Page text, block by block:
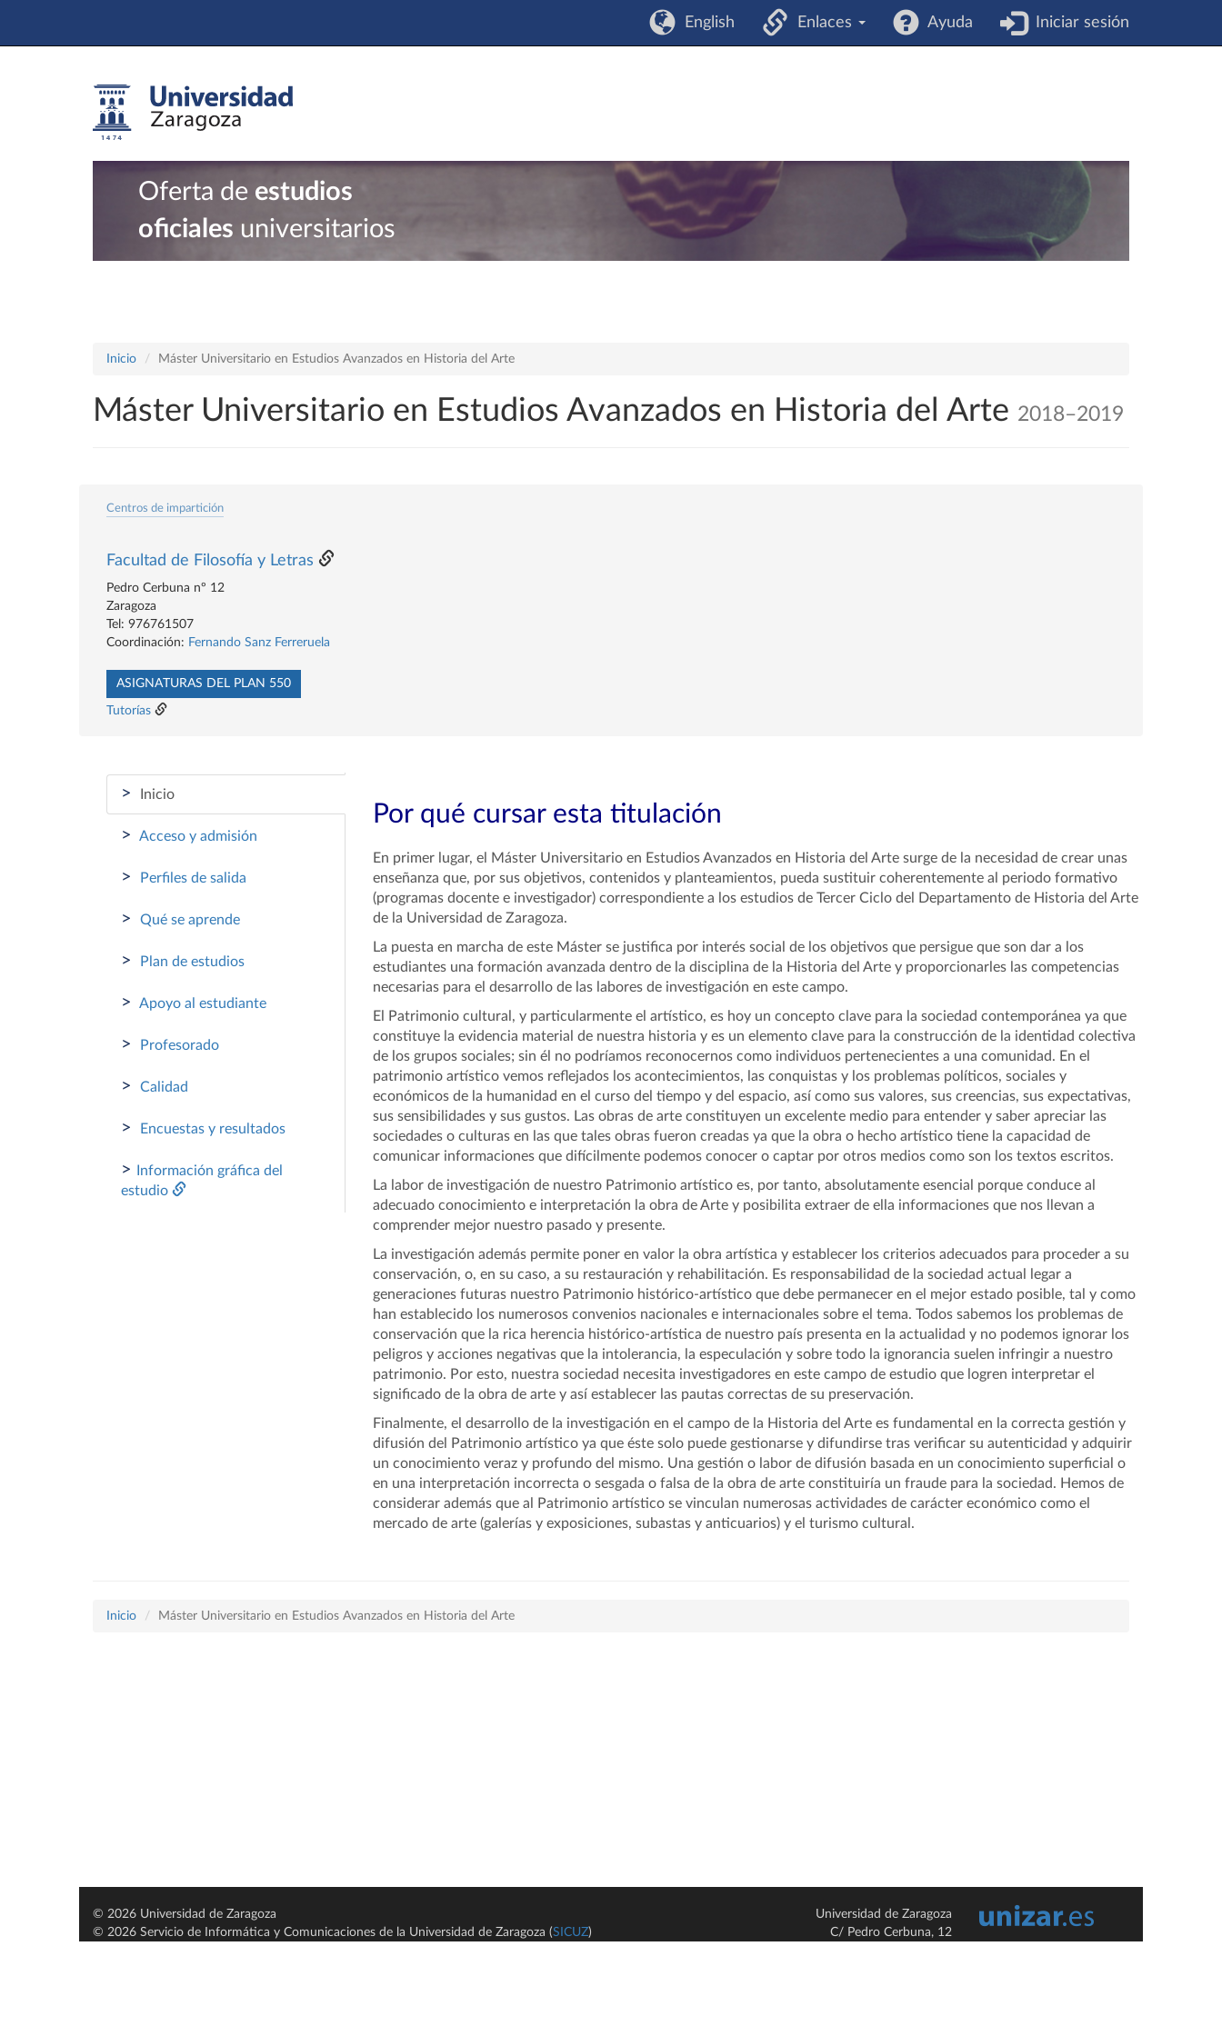
English Enlaces Ayuda Iniciar sesión
Oferta de estudios
oficiales universitarios
Inicio Máster Universitario en Estudios Avanzados en Historia del Arte
Máster Universitario en Estudios Avanzados en Historia del Arte 2018–2019
Centros de impartición
Facultad de Filosofía y Letras
Pedro Cerbuna nº 12
Zaragoza
Tel: 976761507
Coordinación: Fernando Sanz Ferreruela
ASIGNATURAS DEL PLAN 550
Tutorías
> Inicio
> Acceso y admisión
> Perfiles de salida
> Qué se aprende
> Plan de estudios
> Apoyo al estudiante
> Profesorado
> Calidad
> Encuestas y resultados
>
Información gráfica del
estudio
Por qué cursar esta titulación
En primer lugar, el Máster Universitario en Estudios Avanzados en Historia del Arte surge de la necesidad de crear unas
enseñanza que, por sus objetivos, contenidos y planteamientos, pueda sustituir coherentemente al periodo formativo
(programas docente e investigador) correspondiente a los estudios de Tercer Ciclo del Departamento de Historia del Arte
de la Universidad de Zaragoza.
La puesta en marcha de este Máster se justifica por interés social de los objetivos que persigue que son dar a los
estudiantes una formación avanzada dentro de la disciplina de la Historia del Arte y proporcionarles las competencias
necesarias para el desarrollo de las labores de investigación en este campo.
El Patrimonio cultural, y particularmente el artístico, es hoy un concepto clave para la sociedad contemporánea ya que
constituye la evidencia material de nuestra historia y es un elemento clave para la construcción de la identidad colectiva
de los grupos sociales; sin él no podríamos reconocernos como individuos pertenecientes a una comunidad. En el
patrimonio artístico vemos reflejados los acontecimientos, las conquistas y los problemas políticos, sociales y
económicos de la humanidad en el curso del tiempo y del espacio, así como sus valores, sus creencias, sus expectativas,
sus sensibilidades y sus gustos. Las obras de arte constituyen un excelente medio para entender y saber apreciar las
sociedades o culturas en las que tales obras fueron creadas ya que la obra o hecho artístico tiene la capacidad de
comunicar informaciones que difícilmente podemos conocer o captar por otros medios como son los textos escritos.
La labor de investigación de nuestro Patrimonio artístico es, por tanto, absolutamente esencial porque conduce al
adecuado conocimiento e interpretación la obra de Arte y posibilita extraer de ella informaciones que nos llevan a
comprender mejor nuestro pasado y presente.
La investigación además permite poner en valor la obra artística y establecer los criterios adecuados para proceder a su
conservación, o, en su caso, a su restauración y rehabilitación. Es responsabilidad de la sociedad actual legar a
generaciones futuras nuestro Patrimonio histórico-artístico que debe permanecer en el mejor estado posible, tal y como
han establecido los numerosos convenios nacionales e internacionales sobre el tema. Todos sabemos los problemas de
conservación que la rica herencia histórico-artística de nuestro país presenta en la actualidad y no podemos ignorar los
peligros y acciones negativas que la intolerancia, la especulación y sobre todo la ignorancia suelen infringir a nuestro
patrimonio. Por esto, nuestra sociedad necesita investigadores en este campo de estudio que logren interpretar el
significado de la obra de arte y así establecer las pautas correctas de su preservación.
Finalmente, el desarrollo de la investigación en el campo de la Historia del Arte es fundamental en la correcta gestión y
difusión del Patrimonio artístico ya que éste solo puede gestionarse y difundirse tras verificar su autenticidad y adquirir
un conocimiento veraz y profundo del mismo. Una gestión o labor de difusión basada en un conocimiento superficial o
en una interpretación incorrecta o sesgada o falsa de la obra de arte constituiría un fraude para la sociedad. Hemos de
considerar además que al Patrimonio artístico se vinculan numerosas actividades de carácter económico como el
mercado de arte (galerías y exposiciones, subastas y anticuarios) y el turismo cultural.
Inicio Máster Universitario en Estudios Avanzados en Historia del Arte
© 2026 Universidad de Zaragoza
© 2026 Servicio de Informática y Comunicaciones de la Universidad de Zaragoza (SICUZ)
Universidad de Zaragoza
C/ Pedro Cerbuna, 12